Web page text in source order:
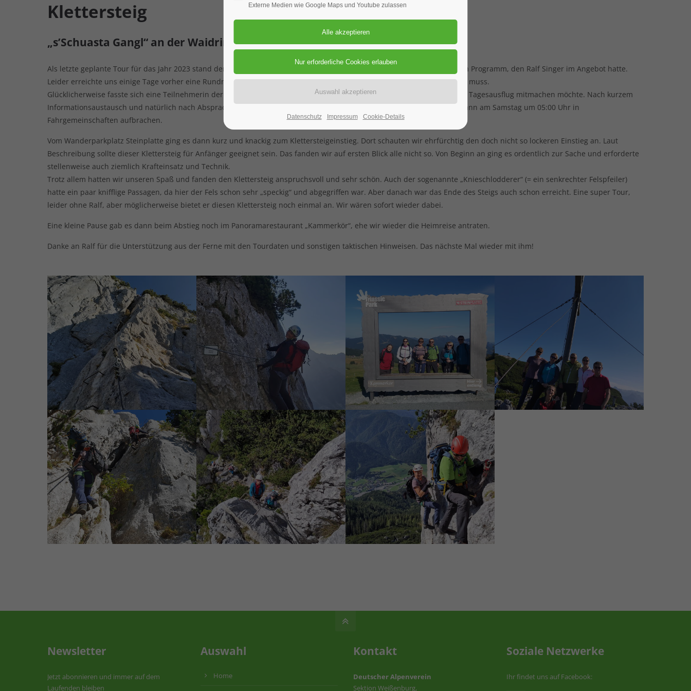
Klettersteig
„s’Schuasta Gangl“ an der Waidringer Steinplatte
Als letzte geplante Tour für das Jahr 2023 stand der Klettersteig „s‘Schuasta Gangl“ an der Waidringer Steinplatte auf dem Programm, den Ralf Singer im Angebot hatte.
Leider erreichte uns einige Tage vorher eine Rundmail von Ralf, dass er aus gesundheitlichen Gründen die Tour absagen muss.
Glücklicherweise fasste sich eine Teilnehmerin der Gruppe ein Herz und fragte im Mail-Verteiler an, wer trotzdem diesen Tagesausflug mitmachen möchte. Nach kurzem
Informationsaustausch und natürlich nach Absprache mit dem verhinderten Tourenleiter, fanden sich 6 Personen, die dann am Samstag um 05:00 Uhr in
Fahrgemeinschaften aufbrachen.
Vom Wanderparkplatz Steinplatte ging es dann kurz und knackig zum Klettersteigeinstieg. Dort schauten wir ehrfürchtig den doch nicht so lockeren Einstieg an. Laut
Beschreibung sollte dieser Klettersteig für Anfänger geeignet sein. Das fanden wir auf ersten Blick alle nicht so. Von Beginn an ging es ordentlich zur Sache und erforderte
stellenweise auch ziemlich Krafteinsatz und Technik.
Trotz allem hatten wir unseren Spaß und fanden den Klettersteig anspruchsvoll und sehr schön. Auch der sogenannte „Knieschlodderer“ (= ein senkrechter Felspfeiler)
hatte ein paar knifflige Passagen, da hier der Fels schon sehr „speckig“ und abgegriffen war. Aber danach war das Ende des Steigs auch schon erreicht. Eine super Tour,
leider ohne Ralf, aber möglicherweise bietet er diesen Klettersteig noch einmal an. Wir wären sofort wieder dabei.
Eine kleine Pause gab es dann beim Abstieg noch im Panoramarestaurant „Kammerkör“, ehe wir wieder die Heimreise antraten.
Danke an Ralf für die Unterstützung aus der Ferne mit den Tourdaten und sonstigen taktischen Hinweisen. Das nächste Mal wieder mit ihm!
Newsletter
Jetzt abonnieren und immer auf dem
Laufenden bleiben
Auswahl
Home
Kontakt
Deutscher Alpenverein
Sektion Weißenburg,
Soziale Netzwerke
Ihr findet uns auf Facebook:
Externe Medien wie Google Maps und Youtube zulassen
Datenschutz Impressum Cookie-Details